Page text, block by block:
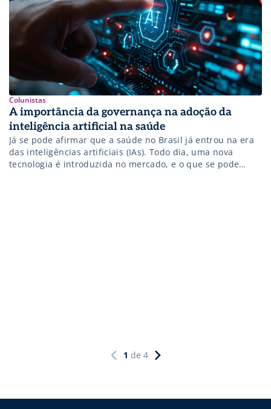
Colunistas
A importância da governança na adoção da
inteligência artificial na saúde
Já se pode afirmar que a saúde no Brasil já entrou na era
das inteligências artificiais (IAs). Todo dia, uma nova
tecnologia é introduzida no mercado, e o que se pode
1 de 4